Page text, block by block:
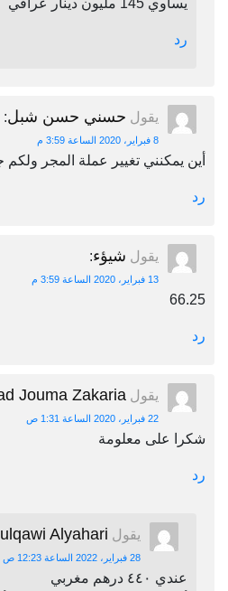
يساوي 145 مليون دينار عراقي
رد
يقول حسني حسن شبل:
8 فبراير، 2020 الساعة 3:59 م
أين يمكنني تغيير عملة المجر
رد
يقول شيؤء:
13 فبراير، 2020 الساعة 3:59 م
66.25
رد
يقول Jouma Zakaria
22 فبراير، 2020 الساعة 1:31 ص
شكرا على معلومة
رد
يقول Alyahari
28 فبراير، 2022 الساعة 12:23 ص
عندي ٤٤٠ درهم مغربي